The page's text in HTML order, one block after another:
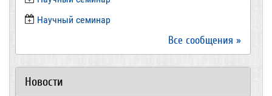
​Научный семинар
Все сообщения »
Новости